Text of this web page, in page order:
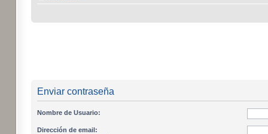
Enviar contraseña
Nombre de Usuario:
Dirección de email: